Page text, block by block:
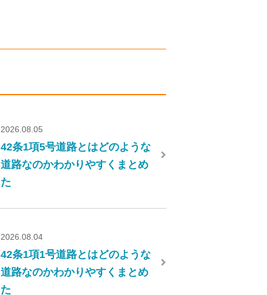
2026.08.05
42条1項5号道路とはどのような
道路なのかわかりやすくまとめ
た
2026.08.04
42条1項1号道路とはどのような
道路なのかわかりやすくまとめ
た